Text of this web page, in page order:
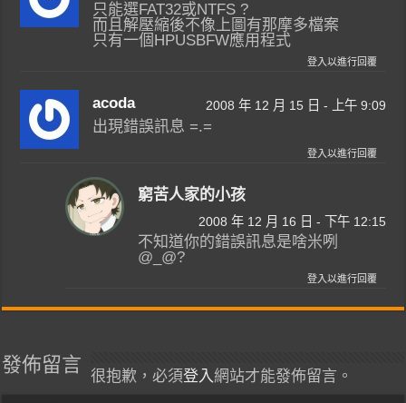
只能選FAT32或NTFS ?
而且解壓縮後不像上圖有那摩多檔案
只有一個HPUSBFW應用程式
登入以進行回覆
acoda 2008 年 12 月 15 日 - 上午 9:09
出現錯誤訊息 =.=
登入以進行回覆
窮苦人家的小孩
2008 年 12 月 16 日 - 下午 12:15
不知道你的錯誤訊息是啥米咧
@_@?
登入以進行回覆
發佈留言
很抱歉，必須登入網站才能發佈留言。